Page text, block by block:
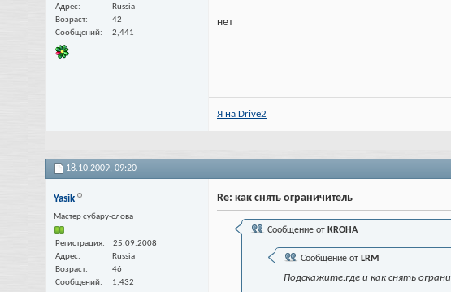
Адрес
Russia
Возраст
42
Сообщений
2,441
нет
Я на Drive2
18.10.2009, 09:20
Yasik
Мастер субару-слова
Регистрация
25.09.2008
Адрес
Russia
Возраст
46
Сообщений
1,432
Re: как снять ограничитель
Сообщение от KROHA
Сообщение от LRM
Подскажите:где и как снять